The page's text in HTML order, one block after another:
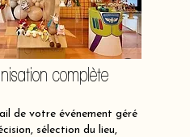
complète
de votre événement géré
sélection du lieu,